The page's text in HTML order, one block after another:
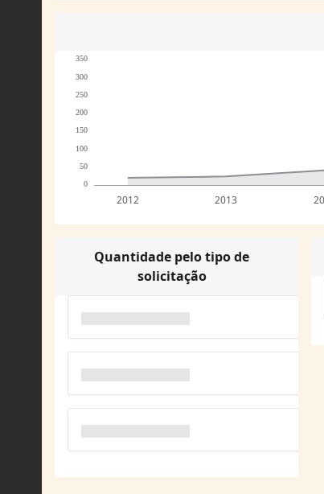
0
50
100
150
200
250
300
350
2012 2013
Quantidade pelo tipo de
solicitação